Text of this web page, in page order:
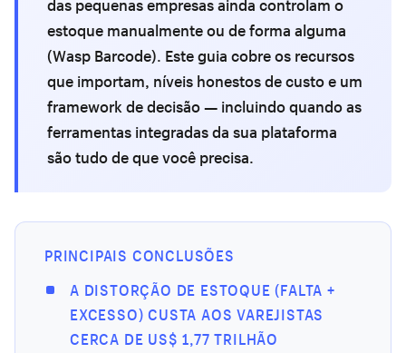
das pequenas empresas ainda controlam o
estoque manualmente ou de forma alguma
(Wasp Barcode). Este guia cobre os recursos
que importam, níveis honestos de custo e um
framework de decisão — incluindo quando as
ferramentas integradas da sua plataforma
são tudo de que você precisa.
PRINCIPAIS CONCLUSÕES
A DISTORÇÃO DE ESTOQUE (FALTA +
EXCESSO) CUSTA AOS VAREJISTAS
CERCA DE US$ 1,77 TRILHÃO